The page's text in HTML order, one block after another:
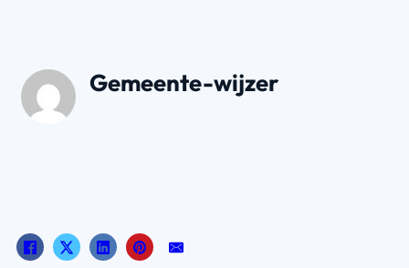
Gemeente-wijzer